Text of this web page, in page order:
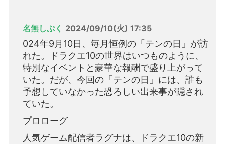
名無しぷく 2024/09/10(火) 17:35
024年9月10日、毎月恒例の「テンの日」が訪
れた。ドラクエ10の世界はいつものように、
特別なイベントと豪華な報酬で盛り上がって
いた。だが、今回の「テンの日」には、誰も
予想していなかった恐ろしい出来事が隠され
ていた。
プロローグ
人気ゲーム配信者ラグナは、ドラクエ10の新